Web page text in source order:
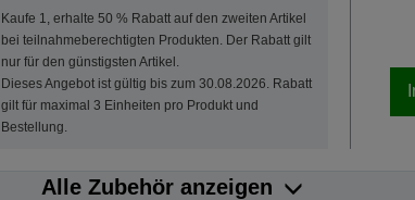
Kaufe 1, erhalte 50 % Rabatt auf den zweiten Artikel
bei teilnahmeberechtigten Produkten. Der Rabatt gilt
nur für den günstigsten Artikel.
Dieses Angebot ist gültig bis zum 30.08.2026. Rabatt
gilt für maximal 3 Einheiten pro Produkt und
Bestellung.
Alle Zubehör anzeigen